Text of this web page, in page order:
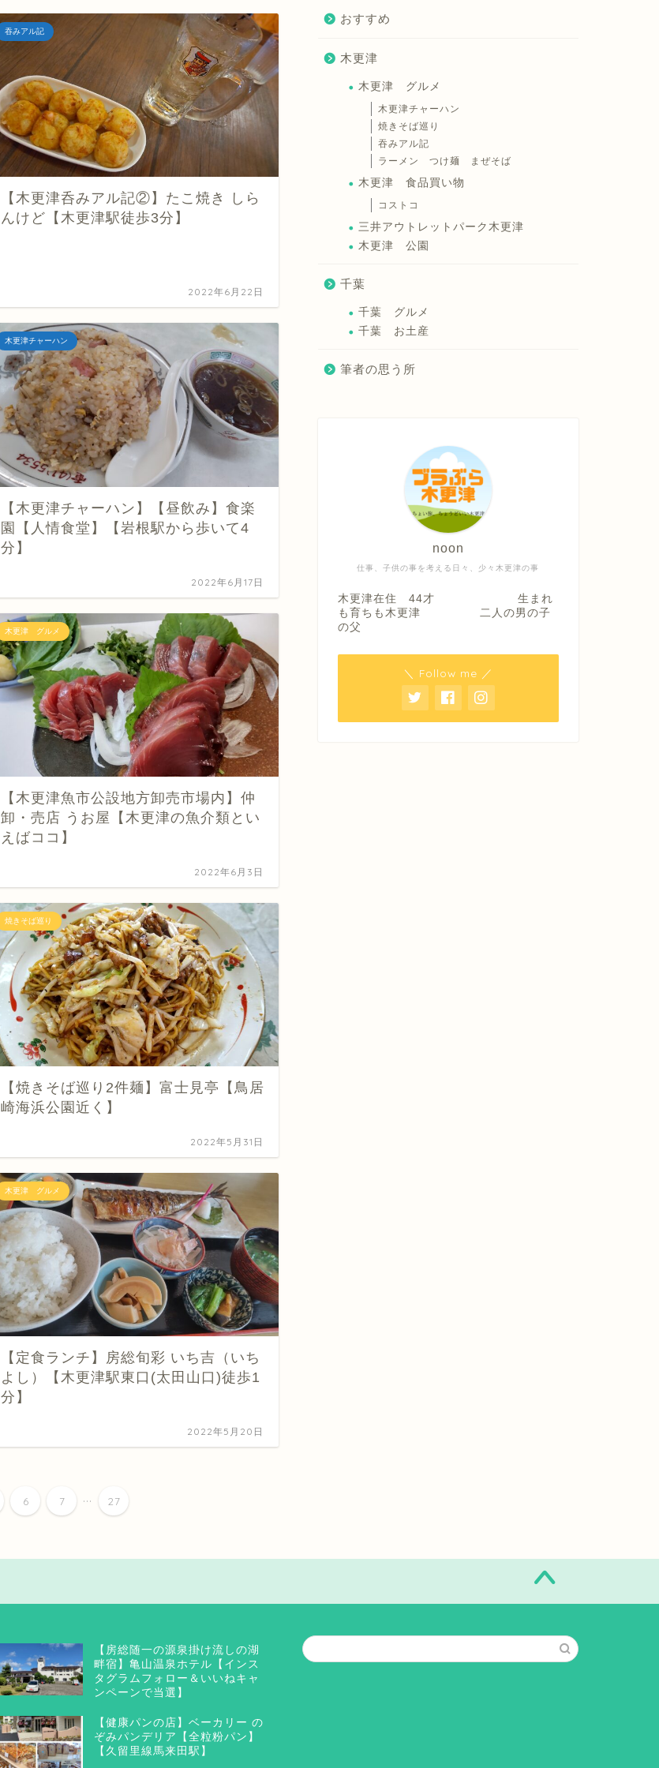
吞みアル記
【木更津呑みアル記②】たこ焼き しら
んけど【木更津駅徒歩3分】
2022年6月22日
木更津チャーハン
【木更津チャーハン】【昼飲み】食楽
園【人情食堂】【岩根駅から歩いて4
分】
2022年6月17日
木更津 グルメ
【木更津魚市公設地方卸売市場内】仲
卸・売店 うお屋【木更津の魚介類とい
えばココ】
2022年6月3日
焼きそば巡り
【焼きそば巡り2件麺】富士見亭【鳥居
崎海浜公園近く】
2022年5月31日
木更津 グルメ
【定食ランチ】房総旬彩 いち吉（いち
よし）【木更津駅東口(太田山口)徒歩1
分】
2022年5月20日
6 7 ... 27
おすすめ
木更津
木更津 グルメ
木更津チャーハン
焼きそば巡り
吞みアル記
ラーメン つけ麺 まぜそば
木更津 食品買い物
コストコ
三井アウトレットパーク木更津
木更津 公園
千葉
千葉 グルメ
千葉 お土産
筆者の思う所
仕事、子供の事を考える日々、少々木更津の事
noon
木更津在住 44才 生まれ
も育ちも木更津 二人の男の子
の父
＼ Follow me ／
【房総随一の源泉掛け流しの湖
畔宿】亀山温泉ホテル【インス
タグラムフォロー＆いいねキャ
ンペーンで当選】
【健康パンの店】ベーカリー の
ぞみパンデリア【全粒粉パン】
【久留里線馬来田駅】